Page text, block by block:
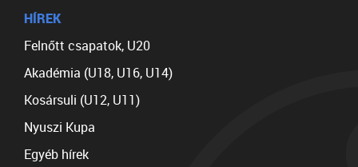
HÍREK
Felnőtt csapatok, U20
Akadémia (U18, U16, U14)
Kosársuli (U12, U11)
Nyuszi Kupa
Egyéb hírek